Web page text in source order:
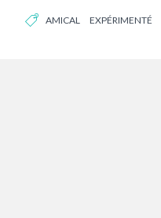
AMICAL EXPÉRIMENTÉ